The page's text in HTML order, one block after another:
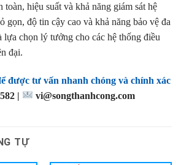
toàn, hiệu suất và khả năng giám sát hệ
gọn, độ tin cậy cao và khả năng bảo vệ đa
lựa chọn lý tưởng cho các hệ thống điều
đại.
được tư vấn nhanh chóng và chính xác
|
vi@songthanhcong.com
TỰ